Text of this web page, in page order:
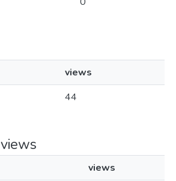
views
44
views